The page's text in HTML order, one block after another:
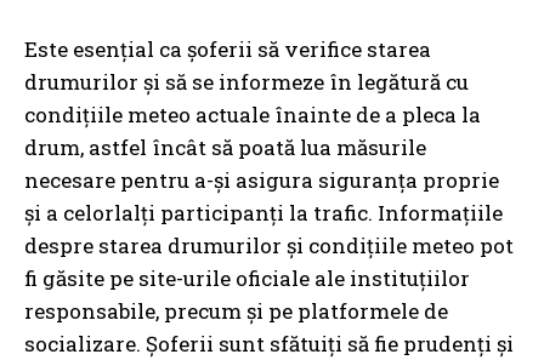
Este esențial ca șoferii să verifice starea
drumurilor și să se informeze în legătură cu
condițiile meteo actuale înainte de a pleca la
drum, astfel încât să poată lua măsurile
necesare pentru a-și asigura siguranța proprie
și a celorlalți participanți la trafic. Informațiile
despre starea drumurilor și condițiile meteo pot
fi găsite pe site-urile oficiale ale instituțiilor
responsabile, precum și pe platformele de
socializare. Șoferii sunt sfătuiți să fie prudenți și